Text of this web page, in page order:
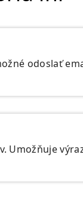
odoslať
Umožňuje